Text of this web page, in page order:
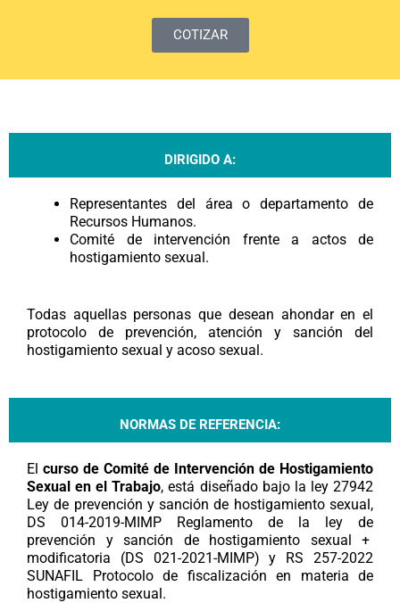
COTIZAR
DIRIGIDO A:
Representantes del área o departamento de
Recursos Humanos.
Comité de intervención frente a actos de
hostigamiento sexual.
Todas aquellas personas que desean ahondar en el
protocolo de prevención, atención y sanción del
hostigamiento sexual y acoso sexual.
NORMAS DE REFERENCIA:
El curso de Comité de Intervención de Hostigamiento
Sexual en el Trabajo, está diseñado bajo la ley 27942
Ley de prevención y sanción de hostigamiento sexual,
DS 014-2019-MIMP Reglamento de la ley de
prevención y sanción de hostigamiento sexual +
modificatoria (DS 021-2021-MIMP) y RS 257-2022
SUNAFIL Protocolo de fiscalización en materia de
hostigamiento sexual.